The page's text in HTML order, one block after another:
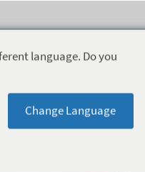
language. Do you
Change Language